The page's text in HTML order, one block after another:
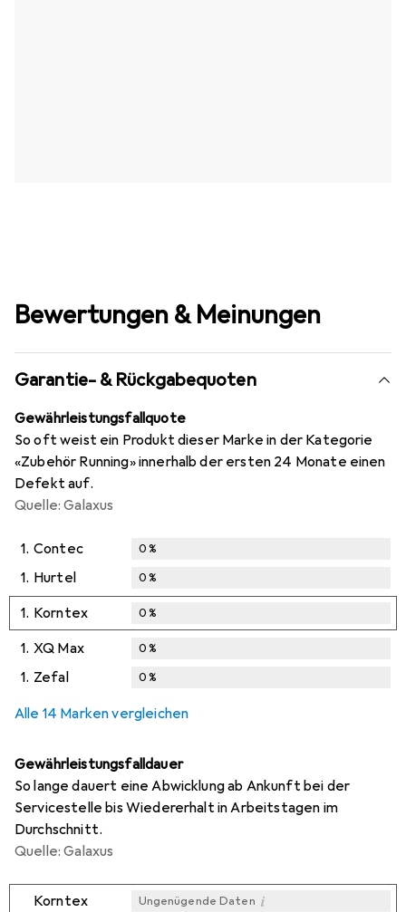
Bewertungen & Meinungen
Garantie- & Rückgabequoten
Gewährleistungsfallquote
So oft weist ein Produkt dieser Marke in der Kategorie
«Zubehör Running» innerhalb der ersten 24 Monate einen
Defekt auf.
Quelle: Galaxus
1. Contec 0%
1. Hurtel 0%
1. Korntex 0%
1. XQ Max 0%
1. Zefal 0%
Alle 14 Marken vergleichen
Gewährleistungsfalldauer
So lange dauert eine Abwicklung ab Ankunft bei der
Servicestelle bis Wiedererhalt in Arbeitstagen im
Durchschnitt.
Quelle: Galaxus
Korntex Ungenügende Daten i